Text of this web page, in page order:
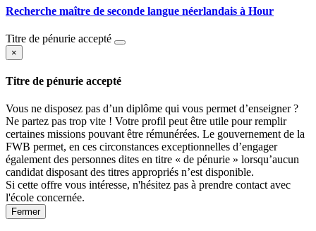
Recherche maître de seconde langue néerlandais à Hour
Titre de pénurie accepté
×
Titre de pénurie accepté
Vous ne disposez pas d’un diplôme qui vous permet d’enseigner ?
Ne partez pas trop vite ! Votre profil peut être utile pour remplir
certaines missions pouvant être rémunérées. Le gouvernement de la
FWB permet, en ces circonstances exceptionnelles d’engager
également des personnes dites en titre « de pénurie » lorsqu’aucun
candidat disposant des titres appropriés n’est disponible.
Si cette offre vous intéresse, n'hésitez pas à prendre contact avec
l'école concernée.
Fermer